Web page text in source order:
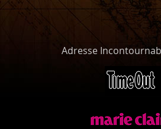
Adresse